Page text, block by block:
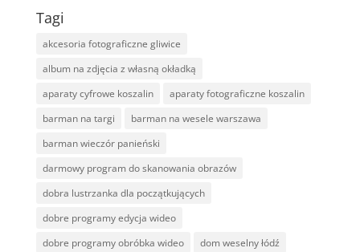
Tagi
akcesoria fotograficzne gliwice
album na zdjęcia z własną okładką
aparaty cyfrowe koszalin
aparaty fotograficzne koszalin
barman na targi
barman na wesele warszawa
barman wieczór panieński
darmowy program do skanowania obrazów
dobra lustrzanka dla początkujących
dobre programy edycja wideo
dobre programy obróbka wideo
dom weselny łódź